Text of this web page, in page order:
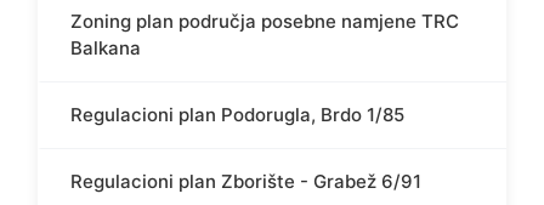
Zoning plan područja posebne namjene TRC
Balkana
Regulacioni plan Podorugla, Brdo 1/85
Regulacioni plan Zborište - Grabež 6/91